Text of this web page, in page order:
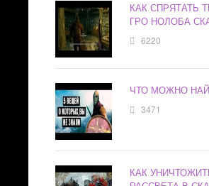
КАК СПРЯТАТЬ
ГРО НОЛОБА
6220
ЧТО МОЖНО
3471
КАК